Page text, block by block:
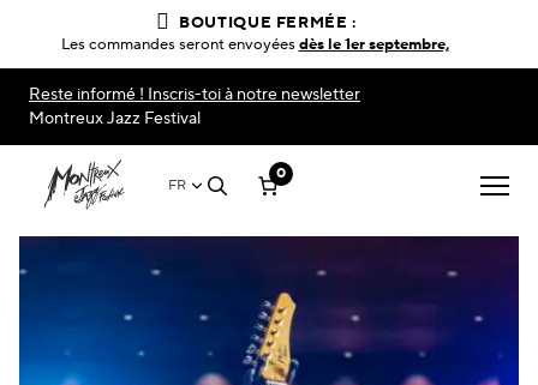
Reste informé ! Inscris-toi à notre newsletter
Montreux Jazz Festival
FR
0
BOUTIQUE FERMÉE :
Les commandes seront envoyéesdès le 1er septembre,